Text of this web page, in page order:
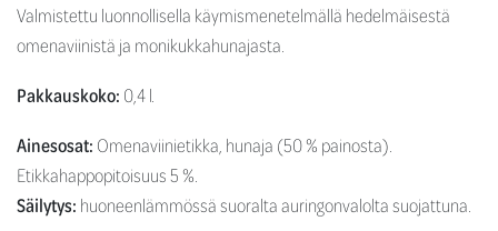
Valmistettu luonnollisella käymismenetelmällä hedelmäisestä
omenaviinistä ja monikukkahunajasta.
Pakkauskoko: 0,4 l.
Ainesosat: Omenaviinietikka, hunaja (50 % painosta).
Etikkahappopitoisuus 5 %.
Säilytys: huoneenlämmössä suoralta auringonvalolta suojattuna.